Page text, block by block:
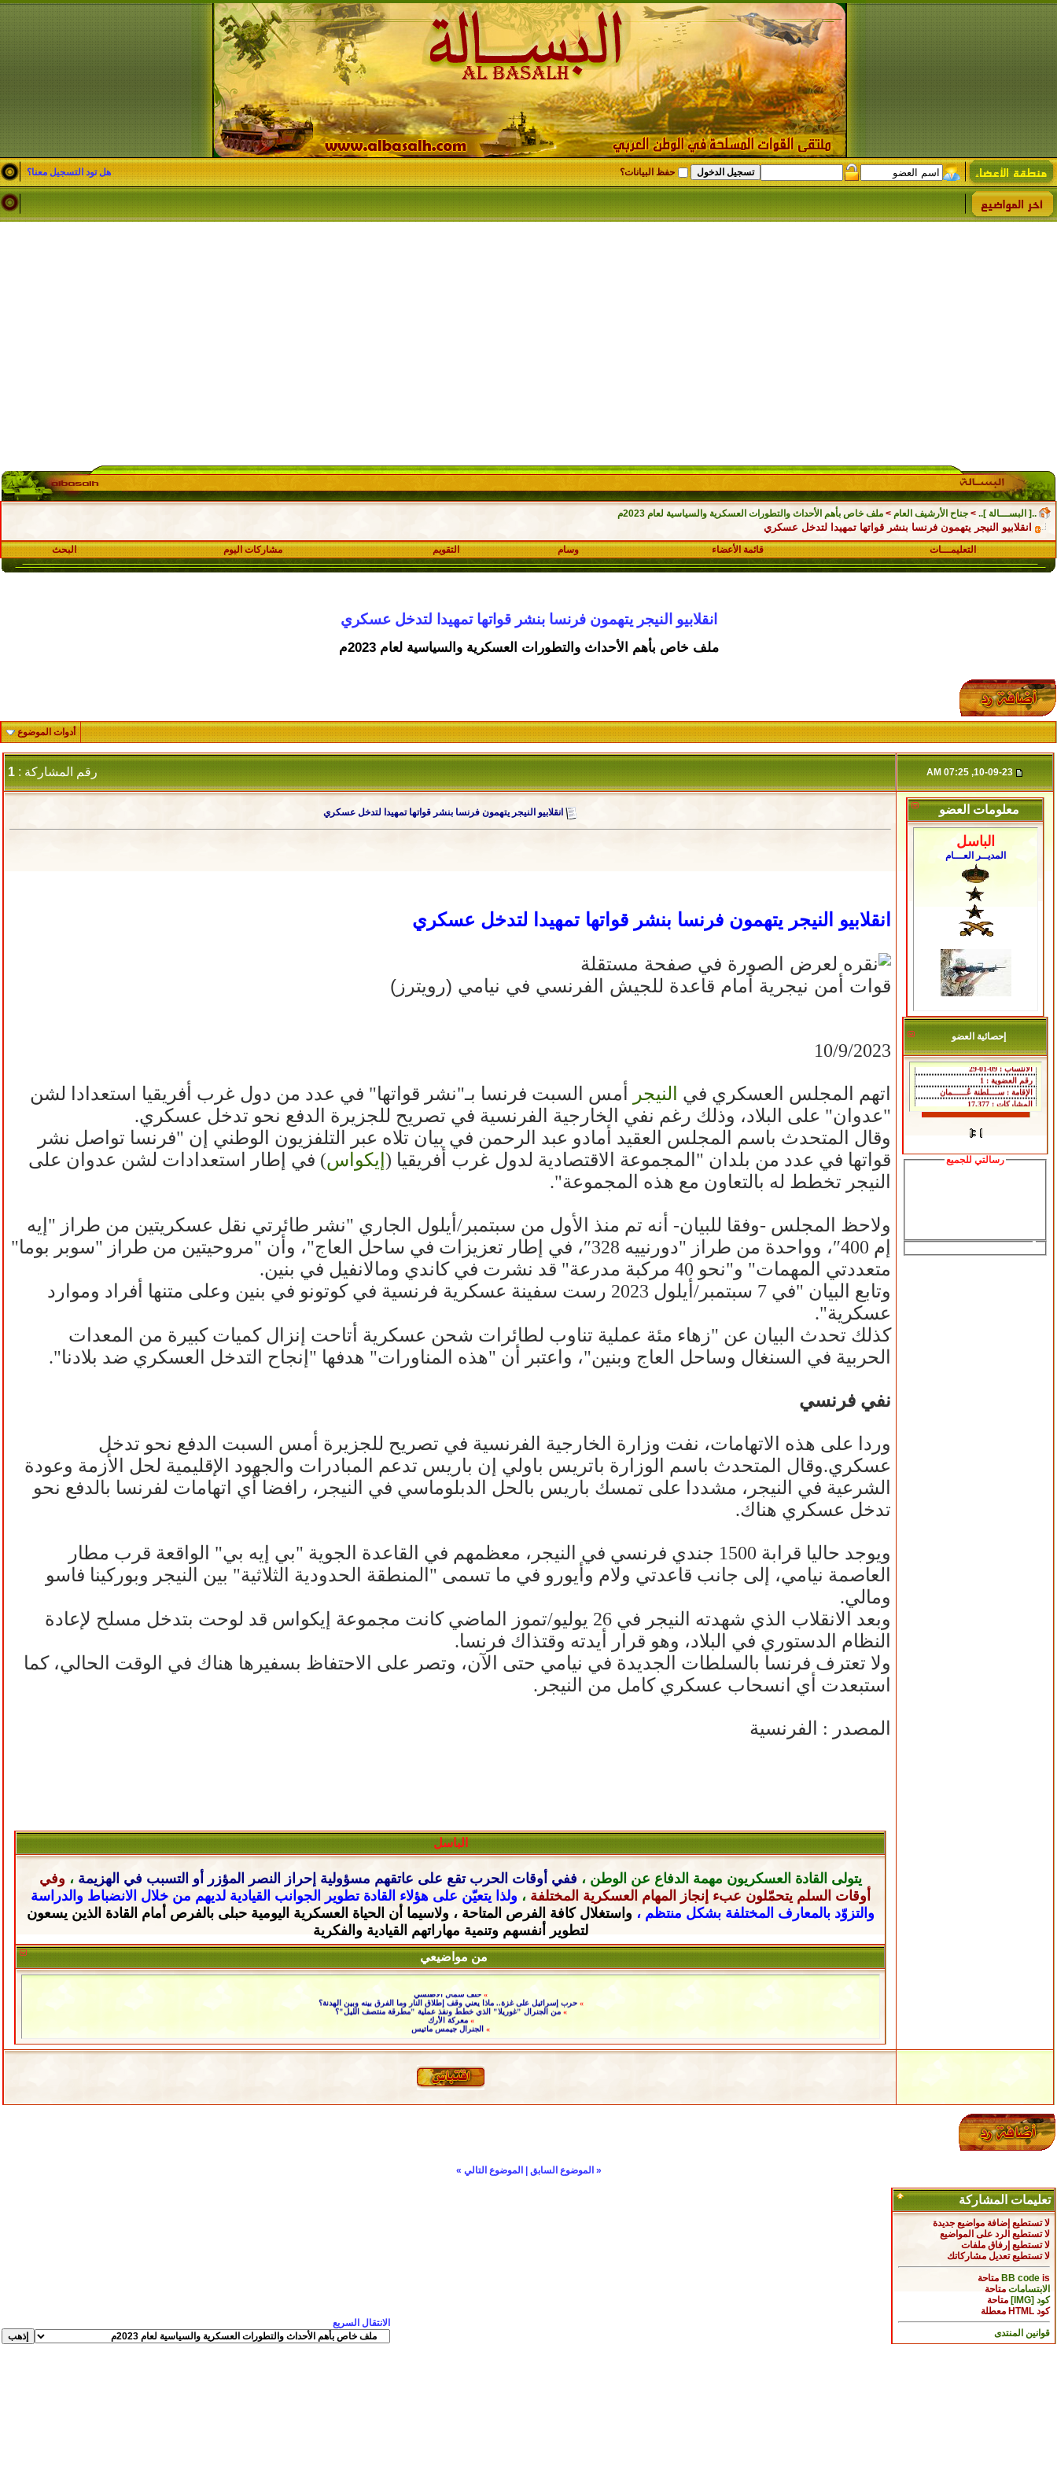
حفظ البيانات؟ هل تود التسجيل معنا؟
..[ البســـالة ].. > جناح الأرشيف العام > ملف خاص بأهم الأحداث والتطورات العسكرية والسياسية لعام 2023م
انقلابيو النيجر يتهمون فرنسا بنشر قواتها تمهيدا لتدخل عسكري
التعليمـــات قائمة الأعضاء وسام التقويم مشاركات اليوم البحث
انقلابيو النيجر يتهمون فرنسا بنشر قواتها تمهيدا لتدخل عسكري
ملف خاص بأهم الأحداث والتطورات العسكرية والسياسية لعام 2023م
أدوات الموضوع
رقم المشاركة : 1
معلومات العضو
الباسل
المديــر العـــام
إحصائية العضو
رسالتي للجميع
انقلابيو النيجر يتهمون فرنسا بنشر قواتها تمهيدا لتدخل عسكري
انقلابيو النيجر يتهمون فرنسا بنشر قواتها تمهيدا لتدخل عسكري
قوات أمن نيجرية أمام قاعدة للجيش الفرنسي في نيامي (رويترز)
10/9/2023
اتهم المجلس العسكري في النيجر
أمس السبت فرنسا بـ"نشر قواتها" في عدد من دول غرب أفريقيا استعدادا لشن
"عدوان" على البلاد، وذلك رغم نفي الخارجية الفرنسية في تصريح للجزيرة الدفع نحو تدخل عسكري.
وقال المتحدث باسم المجلس العقيد أمادو عبد الرحمن في بيان تلاه عبر التلفزيون الوطني إن "فرنسا تواصل نشر
قواتها في عدد من بلدان "المجموعة الاقتصادية لدول غرب أفريقيا (إيكواس) في إطار استعدادات لشن عدوان على
النيجر تخطط له بالتعاون مع هذه المجموعة".
ولاحظ المجلس -وفقا للبيان- أنه تم منذ الأول من سبتمبر/أيلول الجاري "نشر طائرتي نقل عسكريتين من طراز "إيه
إم 400″، وواحدة من طراز "دورنييه 328″، في إطار تعزيزات في ساحل العاج"، وأن "مروحيتين من طراز "سوبر بوما"
متعددتي المهمات" و"نحو 40 مركبة مدرعة" قد نشرت في كاندي ومالانفيل في بنين.
وتابع البيان "في 7 سبتمبر/أيلول 2023 رست سفينة عسكرية فرنسية في كوتونو في بنين وعلى متنها أفراد وموارد
عسكرية".
كذلك تحدث البيان عن "زهاء مئة عملية تناوب لطائرات شحن عسكرية أتاحت إنزال كميات كبيرة من المعدات
الحربية في السنغال وساحل العاج وبنين"، واعتبر أن "هذه المناورات" هدفها "إنجاح التدخل العسكري ضد بلادنا".
نفي فرنسي
وردا على هذه الاتهامات، نفت وزارة الخارجية الفرنسية في تصريح للجزيرة أمس السبت الدفع نحو تدخل
عسكري.وقال المتحدث باسم الوزارة باتريس باولي إن باريس تدعم المبادرات والجهود الإقليمية لحل الأزمة وعودة
الشرعية في النيجر، مشددا على تمسك باريس بالحل الدبلوماسي في النيجر، رافضا أي اتهامات لفرنسا بالدفع نحو
تدخل عسكري هناك.
ويوجد حاليا قرابة 1500 جندي فرنسي في النيجر، معظمهم في القاعدة الجوية "بي إيه بي" الواقعة قرب مطار
العاصمة نيامي، إلى جانب قاعدتي ولام وأيورو في ما تسمى "المنطقة الحدودية الثلاثية" بين النيجر وبوركينا فاسو
ومالي.
وبعد الانقلاب الذي شهدته النيجر في 26 يوليو/تموز الماضي كانت مجموعة إيكواس قد لوحت بتدخل مسلح لإعادة
النظام الدستوري في البلاد، وهو قرار أيدته وقتذاك فرنسا.
ولا تعترف فرنسا بالسلطات الجديدة في نيامي حتى الآن، وتصر على الاحتفاظ بسفيرها هناك في الوقت الحالي، كما
استبعدت أي انسحاب عسكري كامل من النيجر.
المصدر : الفرنسية
الباسل
يتولى القادة العسكريون مهمة الدفاع عن الوطن ، ففي أوقات الحرب تقع على عاتقهم مسؤولية إحراز النصر المؤزر أو التسبب في الهزيمة ، وفي
أوقات السلم يتحمّلون عبء إنجاز المهام العسكرية المختلفة ، ولذا يتعيّن على هؤلاء القادة تطوير الجوانب القيادية لديهم من خلال الانضباط والدراسة
والتزوّد بالمعارف المختلفة بشكل منتظم ، واستغلال كافة الفرص المتاحة ، ولاسيما أن الحياة العسكرية اليومية حبلى بالفرص أمام القادة الذين يسعون
لتطوير أنفسهم وتنمية مهاراتهم القيادية والفكرية
من مواضيعي
حلف شمال الأطلسي
حرب إسرائيل على غزة.. ماذا يعني وقف إطلاق النار وما الفرق بينه وبين الهدنة؟
» من الجنرال "غوريلا" الذي خطط ونفذ عملية "مطرقة منتصف الليل"؟
»معركة الأرك
الجنرال جيمس ماتيس
« الموضوع السابق الموضوع التالي »
تعليمات المشاركة
لا تستطيع إضافة مواضيع جديدة
لا تستطيع الرد على المواضيع
لا تستطيع إرفاق ملفات
لا تستطيعتعديل مشاركاتك
BB codeis
متاحة
الابتسامات متاحة
كود [IMG]
متاحة
كود HTML
معطلة
قوانين المنتدى
الانتقال السريع